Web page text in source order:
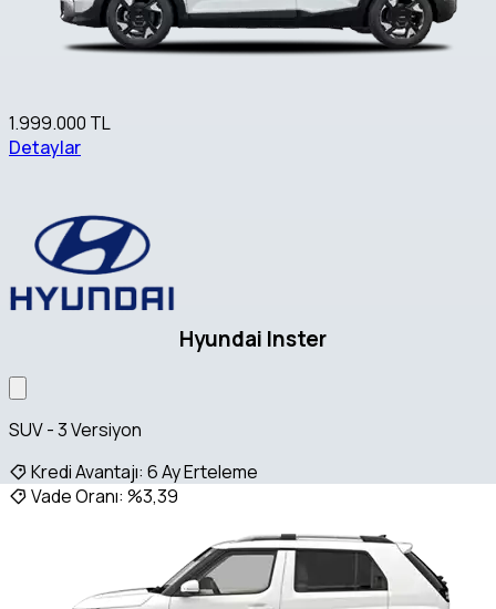
1.999.000 TL
Detaylar
Hyundai Inster
SUV - 3 Versiyon
Kredi Avantajı: 6 Ay Erteleme
Vade Oranı: %3,39